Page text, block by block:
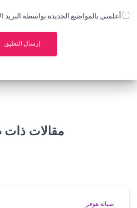
أعلمني بالمواضيع الجديدة بواسطة البريد
مقالات
صيانة هوفر